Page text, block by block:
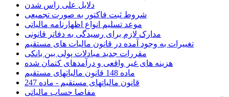
دلایل علی راس شدن
شروط ثبت فاکتور به صورت تجمیعی
موعد تسلیم انواع اظهارنامه مالیاتی
مدارک لازم برای رسیدگی به دفاتر قانونی
تغییرات به وجود آمده در قانون مالیات های مستقیم
مقررات جدید مبادلات پولی بین بانکی
هزینه های غیر واقعی و درآمدهای کتمان شده
ماده 148 قانون مالیاتهای مستقیم
قانون مالیاتهای مستقیم - ماده 247
مفاصا حساب مالیاتی